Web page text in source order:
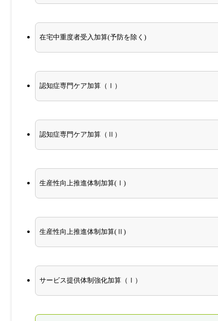
在宅中重度者受入加算(予防を除く)
認知症専門ケア加算（Ⅰ）
認知症専門ケア加算（Ⅱ）
生産性向上推進体制加算(Ⅰ)
生産性向上推進体制加算(Ⅱ)
サービス提供体制強化加算（Ⅰ）